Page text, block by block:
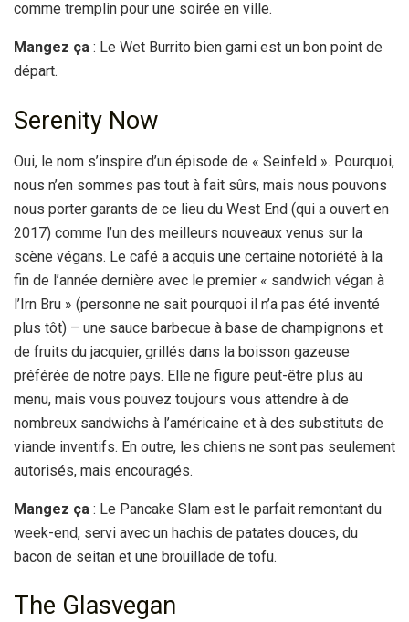
comme tremplin pour une soirée en ville.
Mangez ça : Le Wet Burrito bien garni est un bon point de
départ.
Serenity Now
Oui, le nom s’inspire d’un épisode de « Seinfeld ». Pourquoi,
nous n’en sommes pas tout à fait sûrs, mais nous pouvons
nous porter garants de ce lieu du West End (qui a ouvert en
2017) comme l’un des meilleurs nouveaux venus sur la
scène végans. Le café a acquis une certaine notoriété à la
fin de l’année dernière avec le premier « sandwich végan à
l’Irn Bru » (personne ne sait pourquoi il n’a pas été inventé
plus tôt) – une sauce barbecue à base de champignons et
de fruits du jacquier, grillés dans la boisson gazeuse
préférée de notre pays. Elle ne figure peut-être plus au
menu, mais vous pouvez toujours vous attendre à de
nombreux sandwichs à l’américaine et à des substituts de
viande inventifs. En outre, les chiens ne sont pas seulement
autorisés, mais encouragés.
Mangez ça : Le Pancake Slam est le parfait remontant du
week-end, servi avec un hachis de patates douces, du
bacon de seitan et une brouillade de tofu.
The Glasvegan